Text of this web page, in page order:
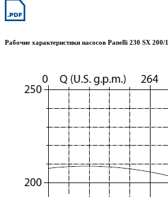
Рабочие характеристики насосов Panelli 230 SX 200/1